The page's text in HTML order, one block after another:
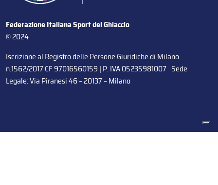
Federazione Italiana Sport del Ghiaccio
© 2024
Iscrizione al Registro delle Persone Giuridiche di Milano
n.1562/2017 CF 97016560159 | P. IVA 05235981007 Sede
Legale: Via Piranesi 46 – 20137 – Milano